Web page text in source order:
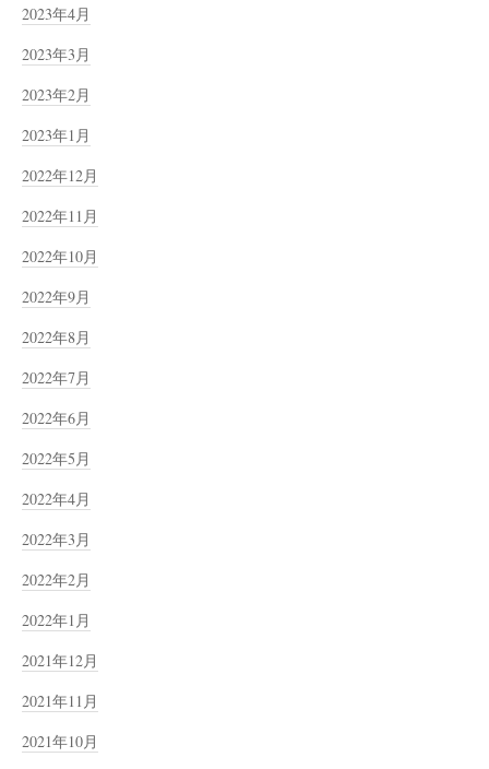
2023年4月
2023年3月
2023年2月
2023年1月
2022年12月
2022年11月
2022年10月
2022年9月
2022年8月
2022年7月
2022年6月
2022年5月
2022年4月
2022年3月
2022年2月
2022年1月
2021年12月
2021年11月
2021年10月